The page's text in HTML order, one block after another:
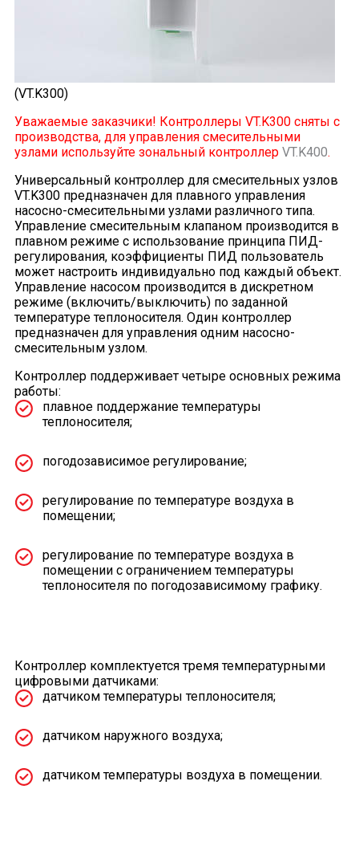
(VT.K300)
Уважаемые заказчики! Контроллеры VT.K300 сняты с
производства, для управления смесительными
узлами используйте зональный контроллер VT.K400.
Универсальный контроллер для смесительных узлов
VT.K300 предназначен для плавного управления
насосно-смесительными узлами различного типа.
Управление смесительным клапаном производится в
плавном режиме с использование принципа ПИД-
регулирования, коэффициенты ПИД пользователь
может настроить индивидуально под каждый объект.
Управление насосом производится в дискретном
режиме (включить/выключить) по заданной
температуре теплоносителя. Один контроллер
предназначен для управления одним насосно-
смесительным узлом.
Контроллер поддерживает четыре основных режима
работы:
плавное поддержание температуры
теплоносителя;
погодозависимое регулирование;
регулирование по температуре воздуха в
помещении;
регулирование по температуре воздуха в
помещении c ограничением температуры
теплоносителя по погодозависимому графику.
Контроллер комплектуется тремя температурными
цифровыми датчиками:
датчиком температуры теплоносителя;
датчиком наружного воздуха;
датчиком температуры воздуха в помещении.